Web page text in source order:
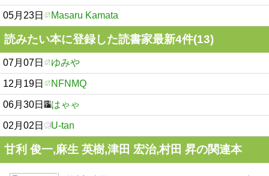
05月23日 Masaru Kamata
読みたい本に登録した読書家最新4件(13)
07月07日 ゆみや
12月19日 NFNMQ
06月30日 はゃゃ
02月02日 U-tan
甘利 俊一,麻生 英樹,津田 宏治,村田 昇の関連本